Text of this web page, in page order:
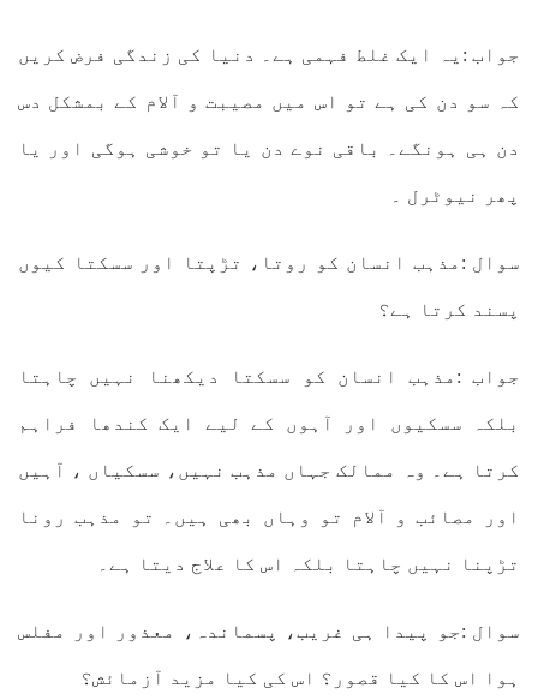
جواب :یہ ایک غلط فہمی ہے۔ دنیا کی زندگی فرض کریں
کہ سو دن کی ہے تو اس میں مصیبت و آلام کے بمشکل دس
دن ہی ہونگے۔ باقی نوے دن یا تو خوشی ہوگی اور یا
پھر نیوٹرل ۔
سوال :مذہب انسان کو روتا، تڑپتا اور سسکتا کیوں
پسند کرتا ہے؟
جواب :مذہب انسان کو سسکتا دیکھنا نہیں چاہتا
بلکہ سسکیوں اور آہوں کے لیے ایک کندھا فراہم
کرتا ہے۔ وہ ممالک جہاں مذہب نہیں، سسکیاں ، آہیں
اور مصائب و آلام تو وہاں بھی ہیں۔ تو مذہب رونا
تڑپنا نہیں چاہتا بلکہ اس کا علاج دیتا ہے۔
سوال :جو پیدا ہی غریب، پسماندہ، معذور اور مفلس
ہوا اس کا کیا قصور؟ اس کی کیا مزید آزمائش؟